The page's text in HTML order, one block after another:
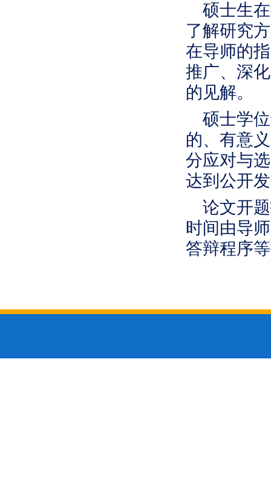
硕士生
了解研究
在导师的
推广、深
的见解。
硕士学
的、有意
分应对与
达到公开
论文开
时间由导
答辩程序